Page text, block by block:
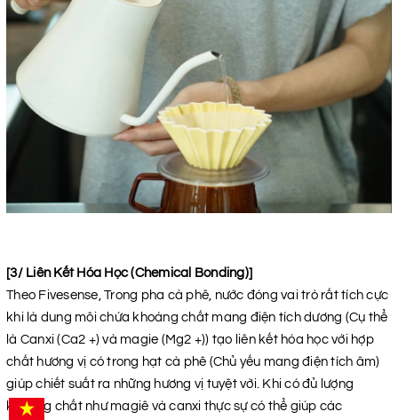
[3/ Liên Kết Hóa Học (Chemical Bonding)]
Theo Fivesense, Trong pha cà phê, nước đóng vai trò rất tích cực
khi là dung môi chứa khoáng chất mang điện tích dương (Cụ thể
là Canxi (Ca2 +) và magie (Mg2 +)) tạo liên kết hóa học với hợp
chất hương vị có trong hạt cà phê (Chủ yếu mang điện tích âm)
giúp chiết suất ra những hương vị tuyệt vời. Khi có đủ lượng
khoáng chất như magiê và canxi thực sự có thể giúp các